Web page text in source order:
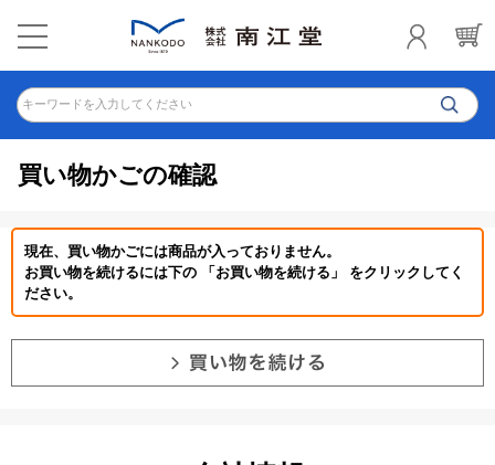
キーワードを入力してください
買い物かごの確認
現在、買い物かごには商品が入っておりません。
お買い物を続けるには下の 「お買い物を続ける」 をクリックしてく
ださい。